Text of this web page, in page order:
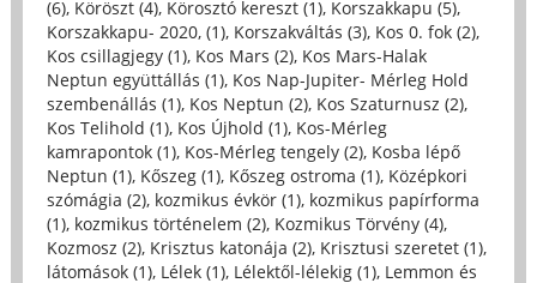
(6), Köröszt (4), Körosztó kereszt (1), Korszakkapu (5),
Korszakkapu- 2020, (1), Korszakváltás (3), Kos 0. fok (2),
Kos csillagjegy (1), Kos Mars (2), Kos Mars-Halak
Neptun együttállás (1), Kos Nap-Jupiter- Mérleg Hold
szembenállás (1), Kos Neptun (2), Kos Szaturnusz (2),
Kos Telihold (1), Kos Újhold (1), Kos-Mérleg
kamrapontok (1), Kos-Mérleg tengely (2), Kosba lépő
Neptun (1), Kőszeg (1), Kőszeg ostroma (1), Középkori
szómágia (2), kozmikus évkör (1), kozmikus papírforma
(1), kozmikus történelem (2), Kozmikus Törvény (4),
Kozmosz (2), Krisztus katonája (2), Krisztusi szeretet (1),
látomások (1), Lélek (1), Lélektől-lélekig (1), Lemmon és